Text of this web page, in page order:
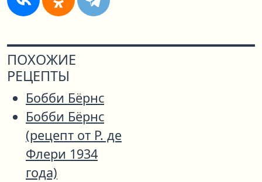
ПОХОЖИЕ
РЕЦЕПТЫ
Бобби Бёрнс
Бобби Бёрнс
(рецепт от Р. де
Флери 1934
года)